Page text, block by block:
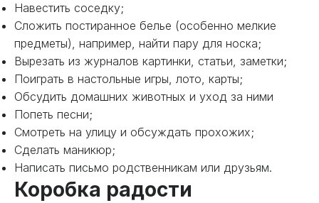
Навестить соседку;
Сложить постиранное белье (особенно мелкие
предметы), например, найти пару для носка;
Вырезать из журналов картинки, статьи, заметки;
Поиграть в настольные игры, лото, карты;
Обсудить домашних животных и уход за ними
Попеть песни;
Смотреть на улицу и обсуждать прохожих;
Сделать маникюр;
Написать письмо родственникам или друзьям.
Коробка радости